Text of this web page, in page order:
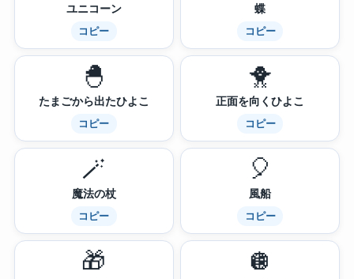
ユニコーン
コピー
蝶
コピー
🐣
たまごから出たひよこ
コピー
🐥
正面を向くひよこ
コピー
🪄
魔法の杖
コピー
🎈
風船
コピー
🎁 🪩